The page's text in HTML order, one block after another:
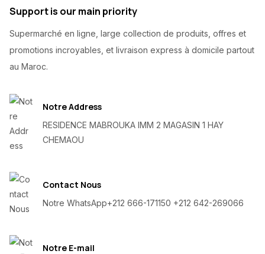
Support is our main priority
Supermarché en ligne, large collection de produits, offres et
promotions incroyables, et livraison express à domicile partout
au Maroc.
Notre Address
RESIDENCE MABROUKA IMM 2 MAGASIN 1 HAY
CHEMAOU
Contact Nous
Notre WhatsApp+212 666-171150 +212 642-269066
Notre E-mail